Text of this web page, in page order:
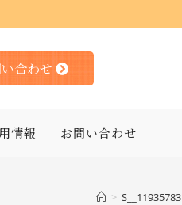
合わせ
情報 お問い合わせ
> S__11935783